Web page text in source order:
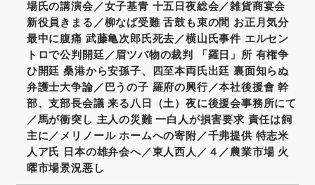
場氏の講演会／女子基青 十五日夜総会／雑貨商宴会
新役員きまる／柳なば受難 舌鼓も束の間 お正月気分
最中に腹痛 武藤亀次郎氏死去／横山氏事件 エルセン
トロで公判開廷／眉ツバ物の裁判 「羅日」所 有権争
ひ開廷 桑港から安孫子、四至本両氏出廷 裏面知らぬ
弁護士大争論／巴うの子 羅府の興行／本社後援會 幹
部、支部長会議 来る八日（土）夜に後援会事務所にて
／馬が衝突し 主人の災難 一白人が損害要求 責任は飼
主に／メリノール ホームへの寄附／千弗提供 特志米
人ア氏 日本の雄弁会へ／東人西人／４／農業市場 火
曜市場景況悪し